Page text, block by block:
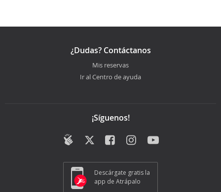
¿Dudas? Contáctanos
Mis reservas
Ir al Centro de ayuda
¡Síguenos!
Descárgate gratis la
app de Atrápalo